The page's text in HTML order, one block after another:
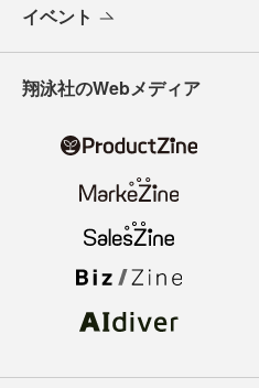
イベント
翔泳社のWebメディア